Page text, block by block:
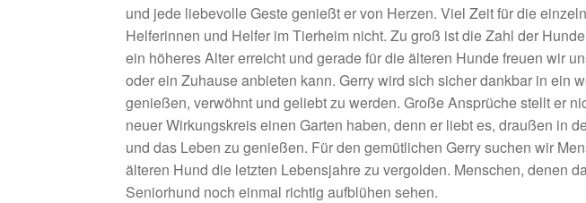
und jede liebevolle Geste genießt er von Herzen. Viel Zeit für die
Helferinnen und Helfer im Tierheim nicht. Zu groß ist die Zahl der
ein höheres Alter erreicht und gerade für die älteren Hunde freuen wir
oder ein Zuhause anbieten kann. Gerry wird sich sicher dankbar in ein
genießen, verwöhnt und geliebt zu werden. Große Ansprüche stellt er
neuer Wirkungskreis einen Garten haben, denn er liebt es, draußen in
und das Leben zu genießen. Für den gemütlichen Gerry suchen wir
älteren Hund die letzten Lebensjahre zu vergolden. Menschen, denen
Seniorhund noch einmal richtig aufblühen sehen.